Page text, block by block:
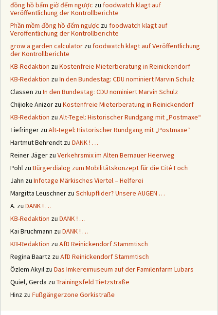
đồng hồ bấm giờ đếm ngược zu foodwatch klagt auf
Veröffentlichung der Kontrollberichte
Phần mềm đồng hồ đếm ngược zu foodwatch klagt auf
Veröffentlichung der Kontrollberichte
grow a garden calculator zu foodwatch klagt auf Veröffentlichung
der Kontrollberichte
KB-Redaktion zu Kostenfreie Mieterberatung in Reinickendorf
KB-Redaktion zu In den Bundestag: CDU nominiert Marvin Schulz
Classen zu In den Bundestag: CDU nominiert Marvin Schulz
Chijioke Anizor zu Kostenfreie Mieterberatung in Reinickendorf
KB-Redaktion zu Alt-Tegel: Historischer Rundgang mit „Postmaxe“
Tiefringer zu Alt-Tegel: Historischer Rundgang mit „Postmaxe“
Hartmut Behrendt zu DANK ! …
Reiner Jäger zu Verkehrsmix im Alten Bernauer Heerweg
Pohl zu Bürgerdialog zum Mobilitätskonzept für die Cité Foch
Jahn zu Infotage Märkisches Viertel – Helferei
Margitta Leuschner zu Schlupflider? Unsere AUGEN …
A. zu DANK ! …
KB-Redaktion zu DANK ! …
Kai Bruchmann zu DANK ! …
KB-Redaktion zu AfD Reinickendorf Stammtisch
Regina Baartz zu AfD Reinickendorf Stammtisch
Özlem Akyil zu Das Imkereimuseum auf der Familenfarm Lübars
Quiel, Gerda zu Trainingsfeld Tietzstraße
Hinz zu Fußgängerzone Gorkistraße